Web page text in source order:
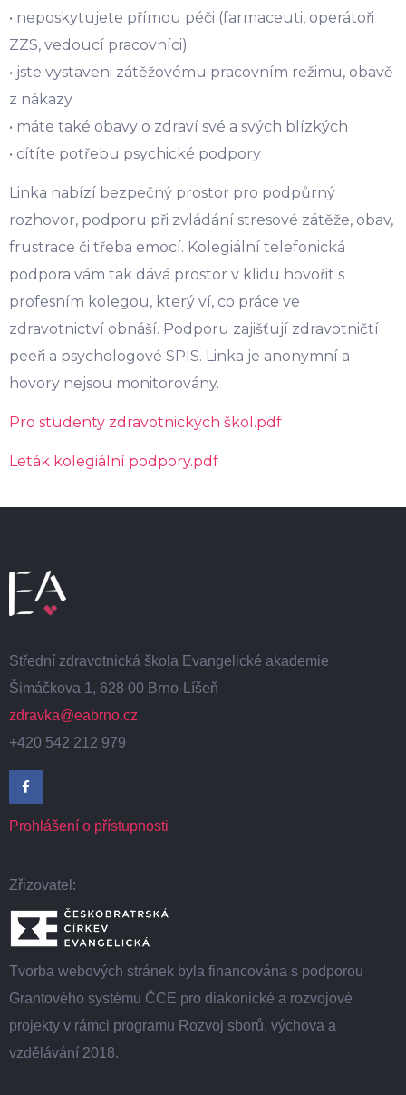
• neposkytujete přímou péči (farmaceuti, operátoři
ZZS, vedoucí pracovníci)
• jste vystaveni zátěžovému pracovním režimu, obavě
z nákazy
• máte také obavy o zdraví své a svých blízkých
• cítíte potřebu psychické podpory
Linka nabízí bezpečný prostor pro podpůrný
rozhovor, podporu při zvládání stresové zátěže, obav,
frustrace či třeba emocí. Kolegiální telefonická
podpora vám tak dává prostor v klidu hovořit s
profesním kolegou, který ví, co práce ve
zdravotnictví obnáší. Podporu zajišťují zdravotničtí
peeři a psychologové SPIS. Linka je anonymní a
hovory nejsou monitorovány.
Pro studenty zdravotnických škol.pdf
Leták kolegiální podpory.pdf
Střední zdravotnická škola Evangelické akademie
Šimáčkova 1, 628 00 Brno-Líšeň
zdravka@eabrno.cz
+420 542 212 979
Prohlášení o přístupnosti
Zřizovatel:
Tvorba webových stránek byla financována s podporou
Grantového systému ČCE pro diakonické a rozvojové
projekty v rámci programu Rozvoj sborů, výchova a
vzdělávání 2018.